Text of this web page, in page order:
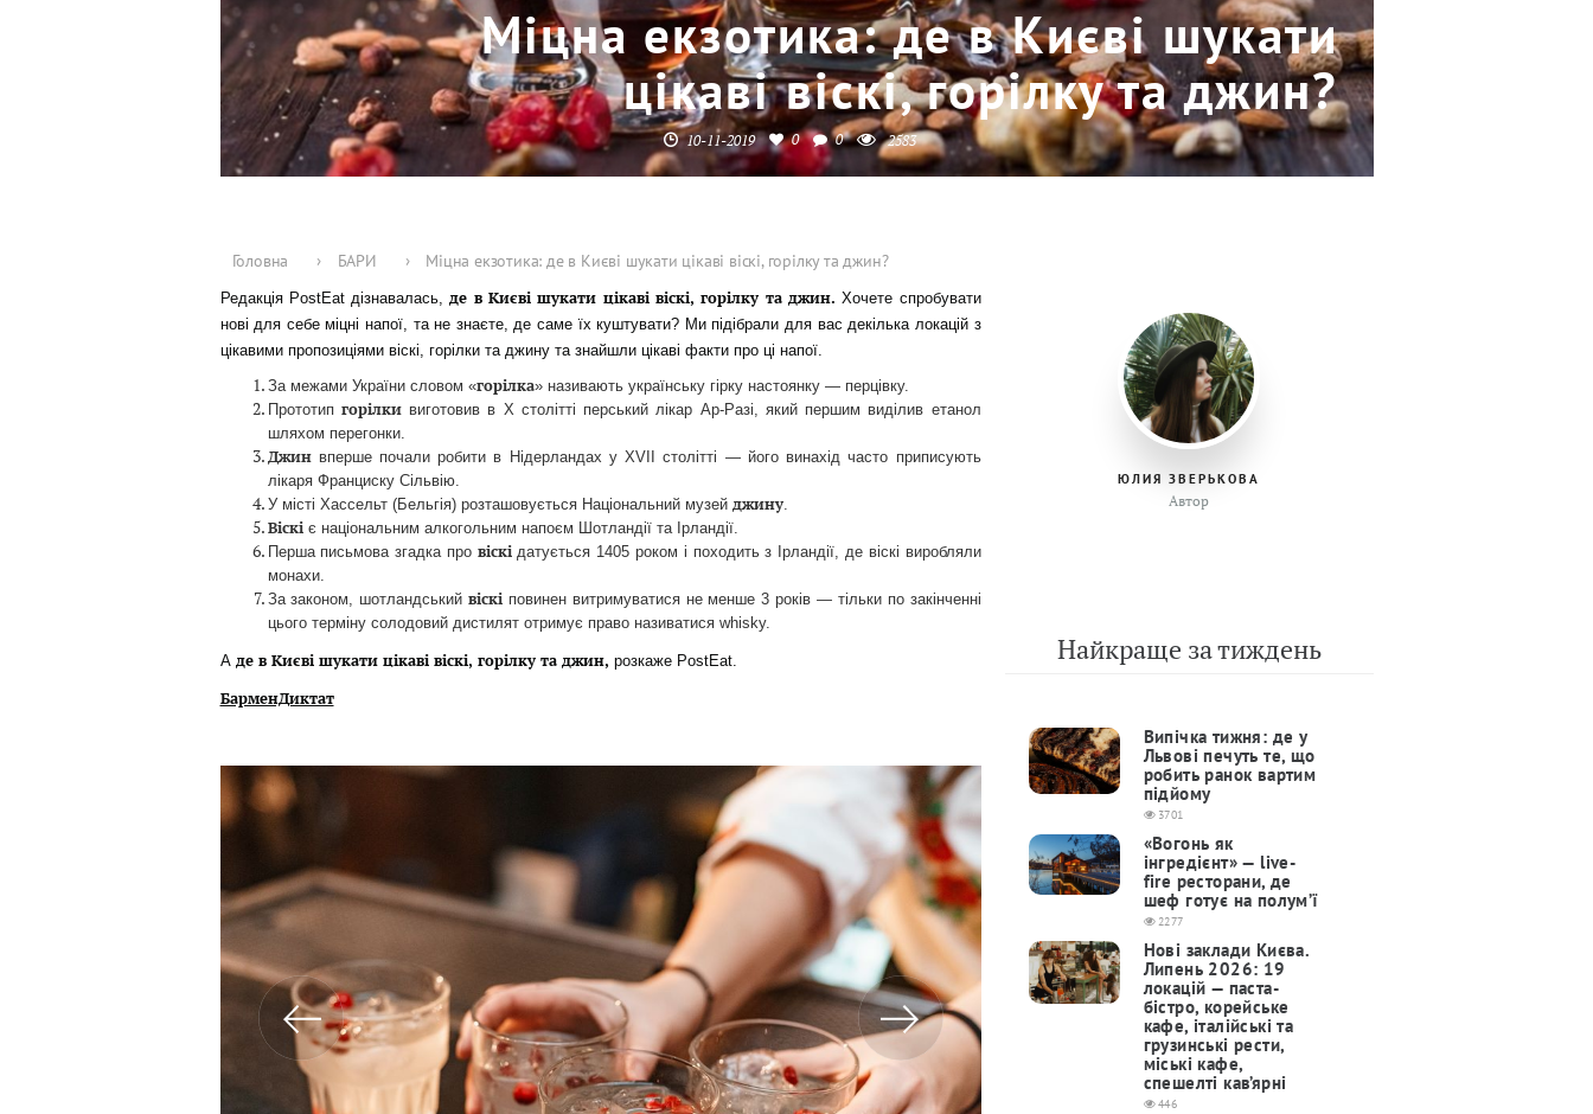
Міцна екзотика: де в Києві шукати
цікаві віскі, горілку та джин?
10-11-2019 0 0 2583
Головна › БАРИ › Міцна екзотика: де в Києві шукати цікаві віскі, горілку та джин?
Редакція PostEat дізнавалась,де в Києві шукати цікаві віскі, горілку та джин.Хочете спробувати
нові для себе міцні напої, та не знаєте, де саме їх куштувати? Ми підібрали для вас декілька локацій з
цікавими пропозиціями віскі, горілки та джину та знайшли цікаві факти про ці напої.
За межами України словом «горілка» називають українську гірку настоянку — перцівку.
Прототип горілкивиготовив в X столітті перський лікар Ар-Разі, який першим виділив етанол
шляхом перегонки.
Джинвперше почали робити в Нідерландах у XVII столітті — його винахід часто приписують
лікаря Франциску Сільвію.
У місті Хассельт (Бельгія) розташовується Національний музей джину.
Віскіє національним алкогольним напоєм Шотландії та Ірландії.
Перша письмова згадка про віскідатується 1405 роком і походить з Ірландії, де віскі виробляли
монахи.
За законом, шотландськийвіскі повинен витримуватися не менше 3 років — тільки по закінченні
цього терміну солодовий дистилят отримує право називатися whisky.
А де в Києві шукати цікаві віскі, горілку та джин, розкаже PostEat.
БарменДиктат
ЮЛИЯ ЗВЕРЬКОВА
Автор
Найкраще за тиждень
Випічка тижня: де у
Львові печуть те, що
робить ранок вартим
підйому
3701
«Вогонь як
інгредієнт» — live-
fire ресторани, де
шеф готує на полум’ї
2277
Нові заклади Києва.
Липень 2026: 19
локацій — паста-
бістро, корейське
кафе, італійські та
грузинські рести,
міські кафе,
спешелті кав’ярні
446